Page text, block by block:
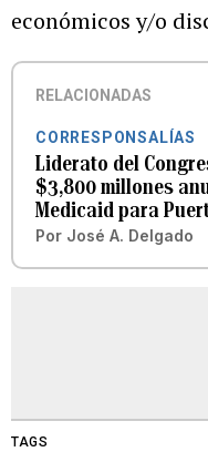
económicos y/o
RELACIONADAS
CORRESPONSALÍAS
Liderato del
$3,800 millones
Medicaid para
Por José A. Delgado
TAGS